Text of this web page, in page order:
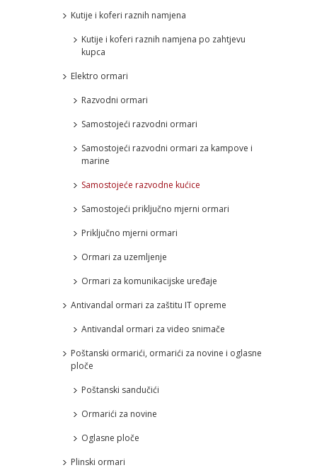
Kutije i koferi raznih namjena
Kutije i koferi raznih namjena po zahtjevu
kupca
Elektro ormari
Razvodni ormari
Samostojeći razvodni ormari
Samostojeći razvodni ormari za kampove i
marine
Samostojeće razvodne kućice
Samostojeći priključno mjerni ormari
Priključno mjerni ormari
Ormari za uzemljenje
Ormari za komunikacijske uređaje
Antivandal ormari za zaštitu IT opreme
Antivandal ormari za video snimače
Poštanski ormarići, ormarići za novine i oglasne
ploče
Poštanski sandučići
Ormarići za novine
Oglasne ploče
Plinski ormari